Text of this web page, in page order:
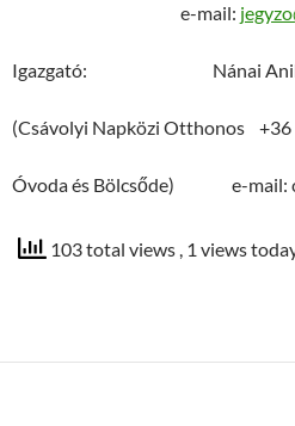
e-mail:
Igazgató: Nánai
(Csávolyi Napközi Otthonos
Óvoda és Bölcsőde) e-mail:
103 total views , 1 views